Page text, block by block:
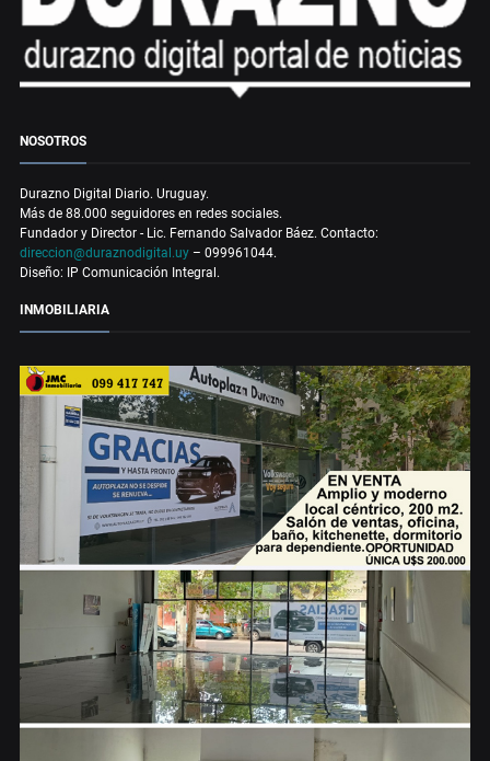
NOSOTROS
Durazno Digital Diario. Uruguay.
Más de 88.000 seguidores en redes sociales.
Fundador y Director - Lic. Fernando Salvador Báez. Contacto:
direccion@duraznodigital.uy – 099961044.
Diseño: IP Comunicación Integral.
INMOBILIARIA